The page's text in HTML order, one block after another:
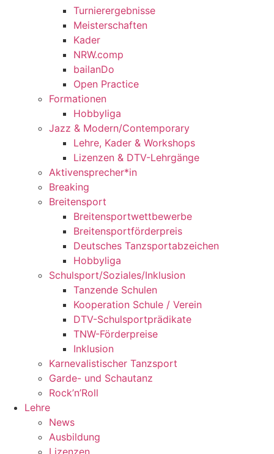
Turnierergebnisse
Meisterschaften
Kader
NRW.comp
bailanDo
Open Practice
Formationen
Hobbyliga
Jazz & Modern/Contemporary
Lehre, Kader & Workshops
Lizenzen & DTV-Lehrgänge
Aktivensprecher*in
Breaking
Breitensport
Breitensportwettbewerbe
Breitensportförderpreis
Deutsches Tanzsportabzeichen
Hobbyliga
Schulsport/Soziales/Inklusion
Tanzende Schulen
Kooperation Schule / Verein
DTV-Schulsportprädikate
TNW-Förderpreise
Inklusion
Karnevalistischer Tanzsport
Garde- und Schautanz
Rock’n’Roll
Lehre
News
Ausbildung
Lizenzen